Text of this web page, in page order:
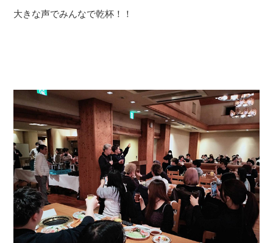
大きな声でみんなで乾杯！！